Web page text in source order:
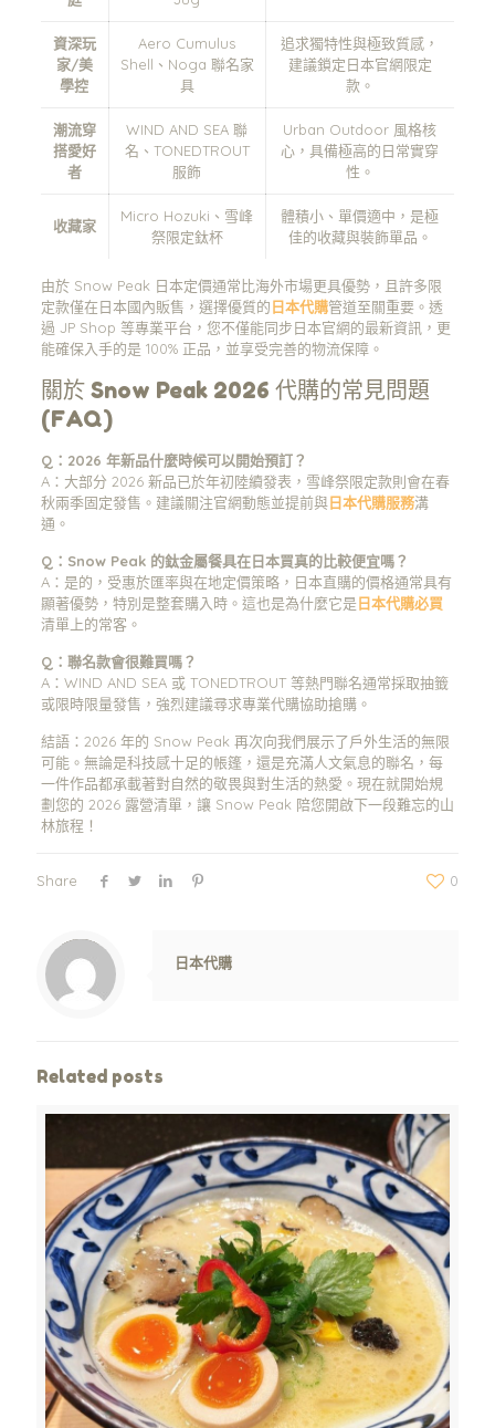
資深玩
家/美
學控
Aero Cumulus
Shell、Noga 聯名家
具
追求獨特性與極致質感，
建議鎖定日本官網限定
款。
潮流穿
搭愛好
者
WIND AND SEA 聯
名、TONEDTROUT
服飾
Urban Outdoor 風格核
心，具備極高的日常實穿
性。
收藏家
Micro Hozuki、雪峰
祭限定鈦杯
體積小、單價適中，是極
佳的收藏與裝飾單品。
由於 Snow Peak 日本定價通常比海外市場更具優勢，且許多限
定款僅在日本國內販售，選擇優質的日本代購管道至關重要。透
過 JP Shop 等專業平台，您不僅能同步日本官網的最新資訊，更
能確保入手的是 100% 正品，並享受完善的物流保障。
關於 Snow Peak 2026 代購的常見問題
(FAQ)
Q：2026 年新品什麼時候可以開始預訂？
A：大部分 2026 新品已於年初陸續發表，雪峰祭限定款則會在春
秋兩季固定發售。建議關注官網動態並提前與日本代購服務溝
通。
Q：Snow Peak 的鈦金屬餐具在日本買真的比較便宜嗎？
A：是的，受惠於匯率與在地定價策略，日本直購的價格通常具有
顯著優勢，特別是整套購入時。這也是為什麼它是日本代購必買
清單上的常客。
Q：聯名款會很難買嗎？
A：WIND AND SEA 或 TONEDTROUT 等熱門聯名通常採取抽籤
或限時限量發售，強烈建議尋求專業代購協助搶購。
結語：2026 年的 Snow Peak 再次向我們展示了戶外生活的無限
可能。無論是科技感十足的帳篷，還是充滿人文氣息的聯名，每
一件作品都承載著對自然的敬畏與對生活的熱愛。現在就開始規
劃您的 2026 露營清單，讓 Snow Peak 陪您開啟下一段難忘的山
林旅程！
Share 0
Warning
/www/wwwroot/jpshop.hk/wp-content/themes/betheme/includes/content-single.php
on line
286
日本代購
Related posts